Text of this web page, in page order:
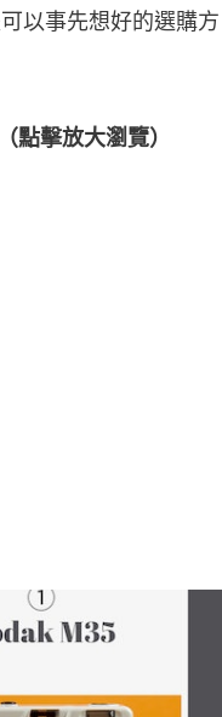
以事先想好的選購方
擊放大瀏覽）